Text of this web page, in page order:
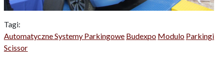
Tagi:
Automatyczne Systemy Parkingowe Budexpo Modulo Parkingi
Scissor